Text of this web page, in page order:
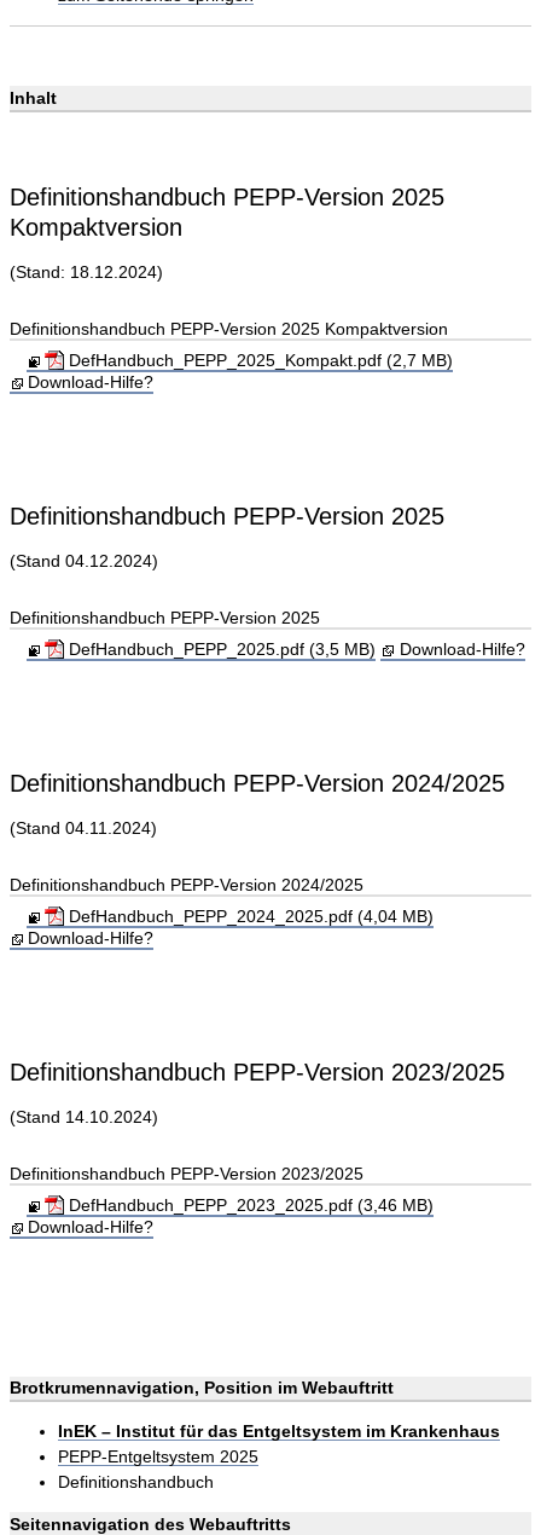
Inhalt
Definitionshandbuch PEPP-Version 2025
Kompaktversion
(Stand: 18.12.2024)
Definitionshandbuch PEPP-Version 2025 Kompaktversion
DefHandbuch_PEPP_2025_Kompakt.pdf (2,7 MB)
Download-Hilfe?
Definitionshandbuch PEPP-Version 2025
(Stand 04.12.2024)
Definitionshandbuch PEPP-Version 2025
DefHandbuch_PEPP_2025.pdf (3,5 MB)
Download-Hilfe?
Definitionshandbuch PEPP-Version 2024/2025
(Stand 04.11.2024)
Definitionshandbuch PEPP-Version 2024/2025
DefHandbuch_PEPP_2024_2025.pdf (4,04 MB)
Download-Hilfe?
Definitionshandbuch PEPP-Version 2023/2025
(Stand 14.10.2024)
Definitionshandbuch PEPP-Version 2023/2025
DefHandbuch_PEPP_2023_2025.pdf (3,46 MB)
Download-Hilfe?
Brotkrumennavigation, Position im Webauftritt
InEK – Institut für das Entgeltsystem im Krankenhaus
PEPP-Entgeltsystem 2025
Definitionshandbuch
Seitennavigation des Webauftritts